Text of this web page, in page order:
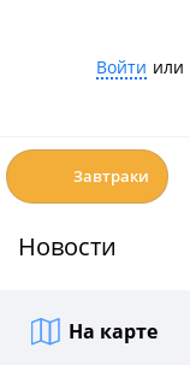
Войти или
Завтраки
Новости
На карте